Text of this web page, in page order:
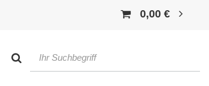
0,00 €